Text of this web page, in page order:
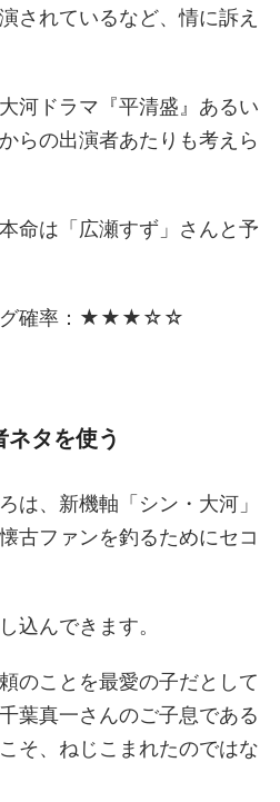
されているなど、情に訴え
河ドラマ『平清盛』あるい
らの出演者あたりも考えら
命は「広瀬すず」さんと予
グ確率：★★★☆☆
タを使う
は、新機軸「シン・大河」
古ファンを釣るためにセコ
込んできます。
のことを最愛の子だとして
葉真一さんのご子息である
そ、ねじこまれたのではな